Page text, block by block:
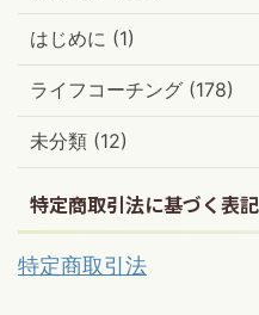
はじめに (1)
ライフコーチング (178)
未分類 (12)
特定商取引法に基づく表記
特定商取引法